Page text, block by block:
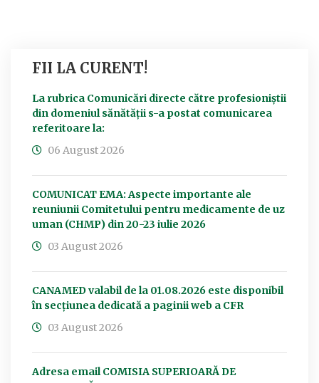
FII LA CURENT!
La rubrica Comunicări directe către profesioniștii
din domeniul sănătății s-a postat comunicarea
referitoare la:
06 August 2026
COMUNICAT EMA: Aspecte importante ale
reuniunii Comitetului pentru medicamente de uz
uman (CHMP) din 20-23 iulie 2026
03 August 2026
CANAMED valabil de la 01.08.2026 este disponibil
în secțiunea dedicată a paginii web a CFR
03 August 2026
Adresa email COMISIA SUPERIOARĂ DE